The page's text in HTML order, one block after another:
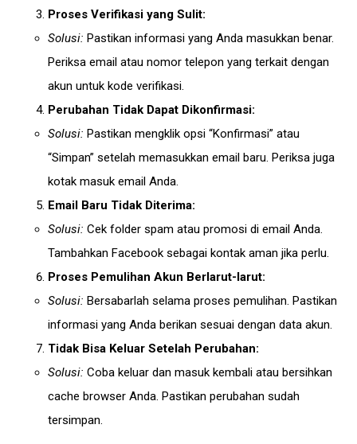
Proses Verifikasi yang Sulit:
Solusi: Pastikan informasi yang Anda masukkan benar.
Periksa email atau nomor telepon yang terkait dengan
akun untuk kode verifikasi.
Perubahan Tidak Dapat Dikonfirmasi:
Solusi: Pastikan mengklik opsi “Konfirmasi” atau
“Simpan” setelah memasukkan email baru. Periksa juga
kotak masuk email Anda.
Email Baru Tidak Diterima:
Solusi: Cek folder spam atau promosi di email Anda.
Tambahkan Facebook sebagai kontak aman jika perlu.
Proses Pemulihan Akun Berlarut-larut:
Solusi: Bersabarlah selama proses pemulihan. Pastikan
informasi yang Anda berikan sesuai dengan data akun.
Tidak Bisa Keluar Setelah Perubahan:
Solusi: Coba keluar dan masuk kembali atau bersihkan
cache browser Anda. Pastikan perubahan sudah
tersimpan.